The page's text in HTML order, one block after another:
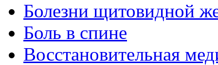
Болезни щитовидной
Боль в спине
Восстановительная